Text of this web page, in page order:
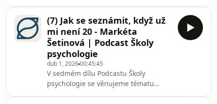
probíhá ketaminem asi
školní docházky.Mluvili jsme o tom, co
všechno školní psycholog ve
skutečnosti dělá – od diagnostiky a
práce se třídním klimatem až po
individuální konzultace s dětmi i
rodinami. Dotkli jsme se toho, jak
vypadá každodenní práce se třídou,
proč je prevence šikany důl
(7) Jak se seznámit, když už
mi není 20 - Markéta
Šetinová | Podcast Školy
psychologie
dub 1, 202600:45:45
V sedmém dílu Podcastu Školy
psychologie se věnujeme tématu